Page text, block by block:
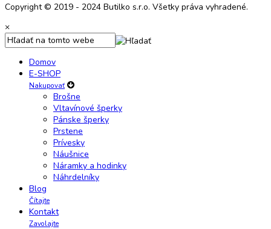
Copyright © 2019 - 2024 Butilko s.r.o. Všetky práva vyhradené.
×
Domov
E-SHOP
Nakupovať
Brošne
Vltavínové šperky
Pánske šperky
Prstene
Prívesky
Náušnice
Náramky a hodinky
Náhrdelníky
Blog
Čítajte
Kontakt
Zavolajte